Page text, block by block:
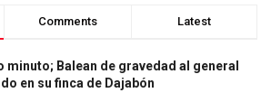
Comments Latest
minuto; Balean de gravedad al general
en su finca de Dajabón